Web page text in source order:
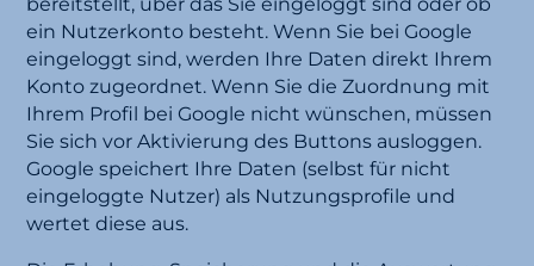
ein Nutzerkonto besteht. Wenn Sie bei Google
eingeloggt sind, werden Ihre Daten direkt Ihrem
Konto zugeordnet. Wenn Sie die Zuordnung mit
Ihrem Profil bei Google nicht wünschen, müssen
Sie sich vor Aktivierung des Buttons ausloggen.
Google speichert Ihre Daten (selbst für nicht
eingeloggte Nutzer) als Nutzungsprofile und
wertet diese aus.